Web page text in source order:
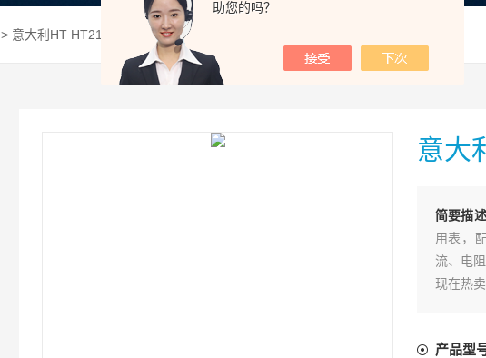
助您的吗？
> 意大利HT HT211数字万用表
意大
简要描
用表，
流、电
现在热
产品型